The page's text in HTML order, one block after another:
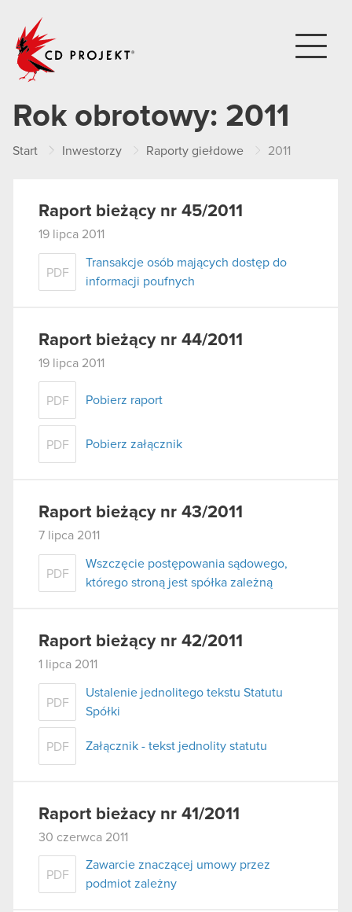
Rok obrotowy: 2011
Start Inwestorzy Raporty giełdowe 2011
Raport bieżący nr 45/2011
19 lipca 2011
PDF
Transakcje osób mających dostęp do
informacji poufnych
Raport bieżący nr 44/2011
19 lipca 2011
PDF Pobierz raport
PDF Pobierz załącznik
Raport bieżący nr 43/2011
7 lipca 2011
PDF
Wszczęcie postępowania sądowego,
którego stroną jest spółka zależną
Raport bieżący nr 42/2011
1 lipca 2011
PDF
Ustalenie jednolitego tekstu Statutu
Spółki
PDF Załącznik - tekst jednolity statutu
Raport bieżacy nr 41/2011
30 czerwca 2011
PDF
Zawarcie znaczącej umowy przez
podmiot zależny